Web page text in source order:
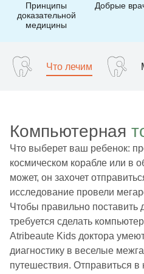
Принципы
доказательной
медицины
Добрые
Что лечим
Компьютерная
Что выберет ваш ребенок:
космическом корабле или в
может, он захочет
исследование провели
Чтобы правильно поставить
требуется сделать
Atribeaute Kids доктора
диагностику в веселые
путешествия. Отправиться